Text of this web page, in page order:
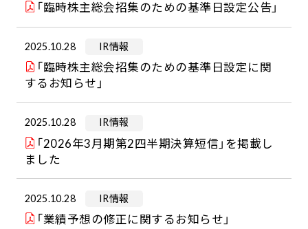
「臨時株主総会招集のための基準日設定公告」
2025.10.28 IR情報
「臨時株主総会招集のための基準日設定に関
するお知らせ」
2025.10.28 IR情報
「2026年3月期第2四半期決算短信」を掲載し
ました
2025.10.28 IR情報
「業績予想の修正に関するお知らせ」